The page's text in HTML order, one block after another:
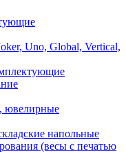
Uno, Global, Vertical,
ювелирные
напольные
(весы с печатью